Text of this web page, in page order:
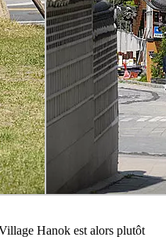
Hanok est alors plutôt